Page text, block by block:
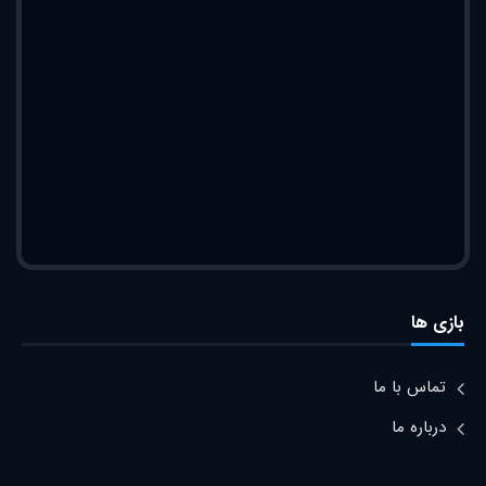
بازی ها
تماس با ما
درباره ما